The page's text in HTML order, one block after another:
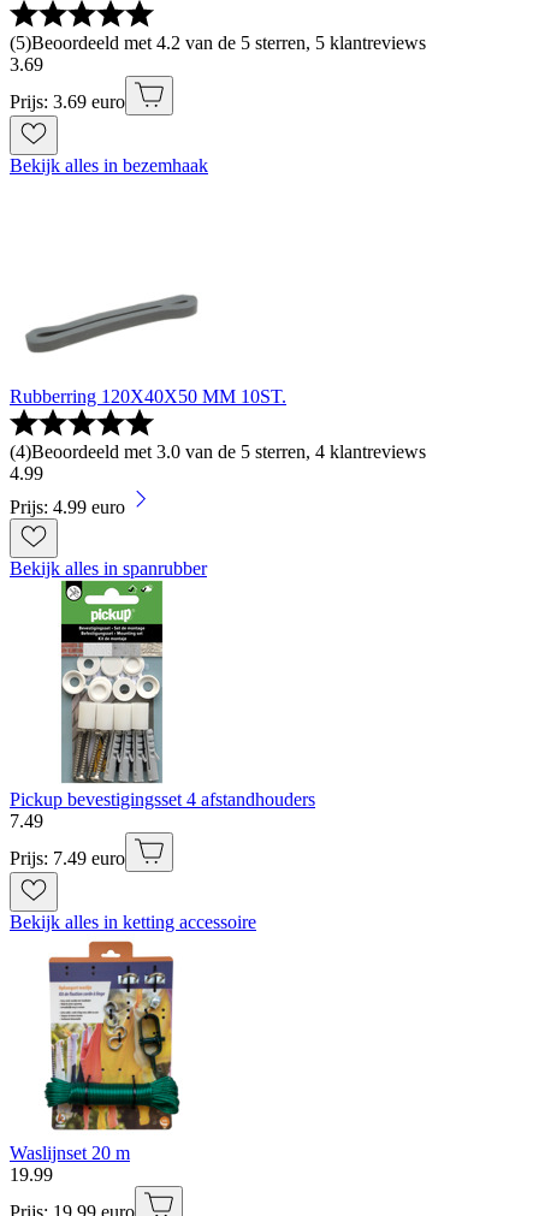
(5)Beoordeeld met 4.2 van de 5 sterren, 5 klantreviews
3.69
Prijs: 3.69 euro
Bekijk alles in bezemhaak
Rubberring 120X40X50 MM 10ST.
(4)Beoordeeld met 3.0 van de 5 sterren, 4 klantreviews
4.99
Prijs: 4.99 euro
Bekijk alles in spanrubber
Pickup bevestigingsset 4 afstandhouders
7.49
Prijs: 7.49 euro
Bekijk alles in ketting accessoire
Waslijnset 20 m
19.99